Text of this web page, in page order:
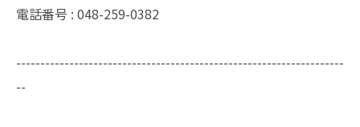
電話番号 : 048-259-0382
--------------------------------------------------------------------
--